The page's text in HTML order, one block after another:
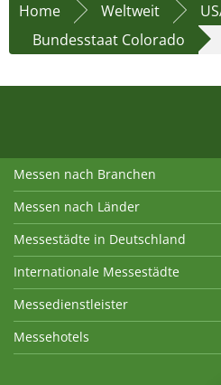
Home
Weltweit
Bundesstaat Colorado
Messen nach Branchen
Messen nach Länder
Messestädte in Deutschland
Internationale Messestädte
Messedienstleister
Messehotels